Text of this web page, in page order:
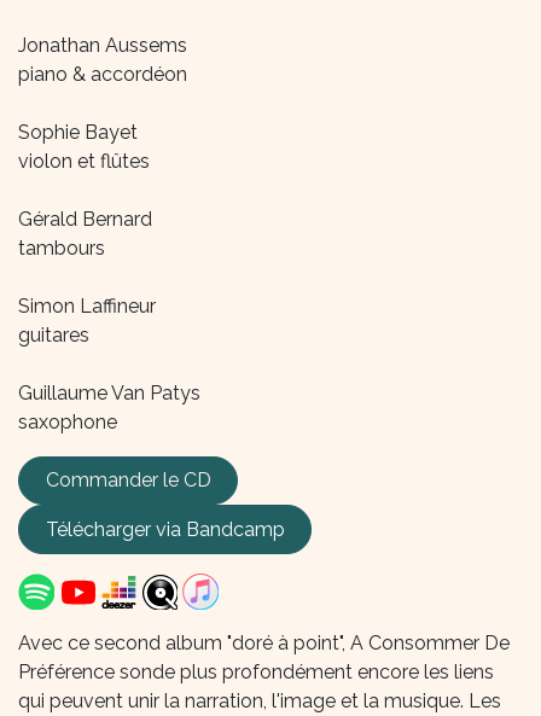
Jonathan Aussems
piano & accordéon
Sophie Bayet
violon et flûtes
Gérald Bernard
tambours
Simon Laffineur
guitares
Guillaume Van Patys
saxophone
Commander le CD
Télécharger via Bandcamp
Avec ce second album "doré à point", A Consommer De
Préférence sonde plus profondément encore les liens
qui peuvent unir la narration, l'image et la musique. Les